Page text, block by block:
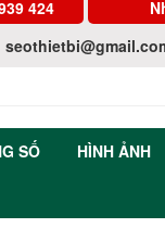
424
SỐ HÌNH ẢNH